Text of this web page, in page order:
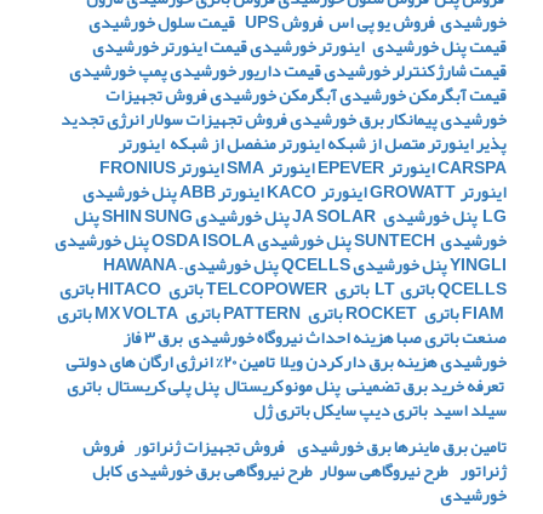
خورشیدیفروش یو پی اسفروش UPS قیمت سلول خورشیدی
قیمت پنل خورشیدی اینورتر خورشیدیقیمت اینورتر خورشیدی
قیمت شارژ کنترلر خورشیدیقیمت داریور خورشیدیپمپ خورشیدی
قیمت آبگرمکن خورشیدیآبگرمکن خورشیدیفروش تجهیزات
خورشیدیپیمانکار برق خورشیدیفروش تجهیزات سولارانرژی تجدید
پذیراینورتر متصل از شبکهاینورتر منفصل از شبکهاینورتر
CARSPAاینورتر EPEVER اینورتر SMA اینورتر FRONIUS
اینورتر GROWATT اینورتر KACO اینورتر ABB پنل خورشیدی
LGپنل خورشیدی JA SOLAR پنل خورشیدی SHIN SUNG پنل
خورشیدی SUNTECH پنل خورشیدی OSDA ISOLA پنل خورشیدی
YINGLIپنل خورشیدی QCELLS پنل خورشیدی HAWANA –
QCELLSباتری LT باتری TELCOPOWER باتری HITACO باتری
باتری ROCKET باتری PATTERN باتری MX VOLTA باتری
صنعتباتری صباهزینه احداث نیروگاه خورشیدی برق 3 فاز
خورشیدیهزینه برق دار کردن ویلاتامین 20% انرژی ارگان های دولتی
تعرفه خرید برق تضمینیپنل مونو کریستالپنل پلی کریستالباتری
سیلد اسیدباتری دیپ سایکلباتری ژل
تامین برق ماینرها برق خورشیدی فروش تجهیزات ژنراتور فروش
ژنراتور طرح نیروگاهی سولار طرح نیروگاهی برق خورشیدیکابل
خورشیدی